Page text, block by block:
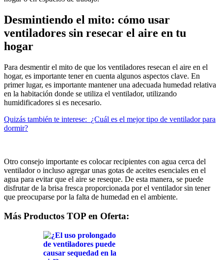
Desmintiendo el mito: cómo usar
ventiladores sin resecar el aire en tu
hogar
Para desmentir el mito de que los ventiladores resecan el aire en el
hogar, es importante tener en cuenta algunos aspectos clave. En
primer lugar, es importante mantener una adecuada humedad relativa
en la habitación donde se utiliza el ventilador, utilizando
humidificadores si es necesario.
Quizás también te interese: ¿Cuál es el mejor tipo de ventilador para
dormir?
Otro consejo importante es colocar recipientes con agua cerca del
ventilador o incluso agregar unas gotas de aceites esenciales en el
agua para evitar que el aire se reseque. De esta manera, se puede
disfrutar de la brisa fresca proporcionada por el ventilador sin tener
que preocuparse por la falta de humedad en el ambiente.
Más Productos TOP en Oferta: